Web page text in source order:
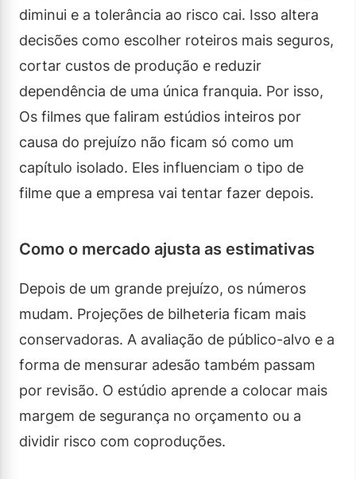
diminui e a tolerância ao risco cai. Isso altera
decisões como escolher roteiros mais seguros,
cortar custos de produção e reduzir
dependência de uma única franquia. Por isso,
Os filmes que faliram estúdios inteiros por
causa do prejuízo não ficam só como um
capítulo isolado. Eles influenciam o tipo de
filme que a empresa vai tentar fazer depois.
Como o mercado ajusta as estimativas
Depois de um grande prejuízo, os números
mudam. Projeções de bilheteria ficam mais
conservadoras. A avaliação de público-alvo e a
forma de mensurar adesão também passam
por revisão. O estúdio aprende a colocar mais
margem de segurança no orçamento ou a
dividir risco com coproduções.